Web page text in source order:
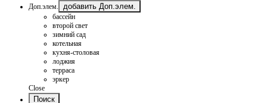
Доп.элем.
добавить Доп.элем.
бассейн
второй свет
зимний сад
котельная
кухня-столовая
лоджия
терраса
эркер
Close